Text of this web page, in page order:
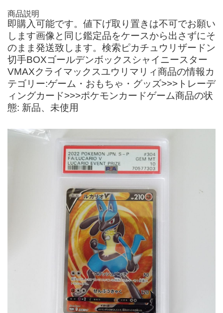
商品説明
即購入可能です。値下げ取り置きは不可でお願い
します画像と同じ鑑定品をケースから出さずにそ
のまま発送致します。検索ピカチュウリザードン
切手BOXゴールデンボックスシャイニースター
VMAXクライマックスユウリマリィ商品の情報カ
テゴリー:ゲーム・おもちゃ・グッズ>>>トレーデ
ィングカード>>>ポケモンカードゲーム商品の状
態: 新品、未使用